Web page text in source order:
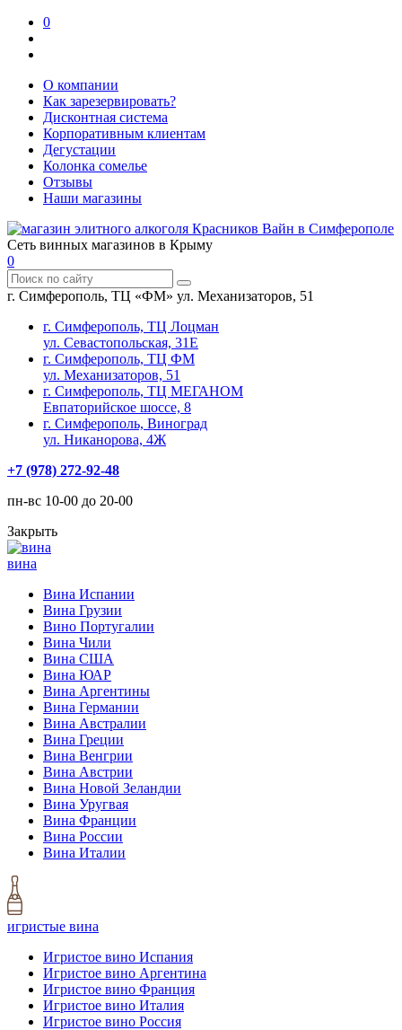
0
О компании
Как зарезервировать?
Дисконтная система
Корпоративным клиентам
Дегустации
Колонка сомелье
Отзывы
Наши магазины
Сеть винных магазинов в Крыму
0
г. Симферополь, ТЦ «ФМ» ул. Механизаторов, 51
г. Симферополь, ТЦ Лоцман
ул. Севастопольская, 31Е
г. Симферополь, ТЦ ФМ
ул. Механизаторов, 51
г. Симферополь, ТЦ МЕГАНОМ
Евпаторийское шоссе, 8
г. Симферополь, Виноград
ул. Никанорова, 4Ж
+7 (978) 272-92-48
пн-вс 10-00 до 20-00
Закрыть
вина
Вина Испании
Вина Грузии
Вино Португалии
Вина Чили
Вина США
Вина ЮАР
Вина Аргентины
Вина Германии
Вина Австралии
Вина Греции
Вина Венгрии
Вина Австрии
Вина Новой Зеландии
Вина Уругвая
Вина Франции
Вина России
Вина Италии
игристые вина
Игристое вино Испания
Игристое вино Аргентина
Игристое вино Франция
Игристое вино Италия
Игристое вино Россия